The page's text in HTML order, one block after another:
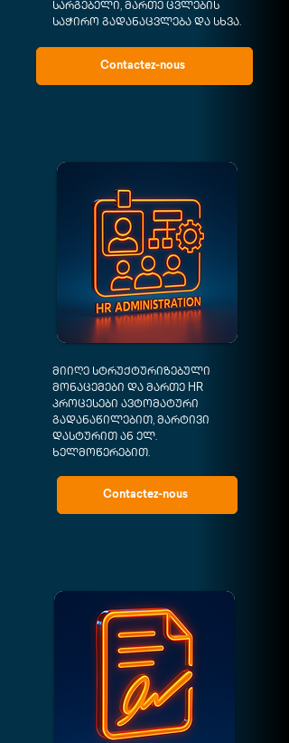
სარგებელი, მართე ცვლების
საჭირო გადანაცვლება და სხვა.
Contactez-nous
მიიღე სტრუქტურიზებული
მონაცემები და მართე HR
პროცესები ავტომატური
გადანაწილებით, მარტივი
დასტურით ან ელ.
ხელმოწერებით.
Contactez-nous